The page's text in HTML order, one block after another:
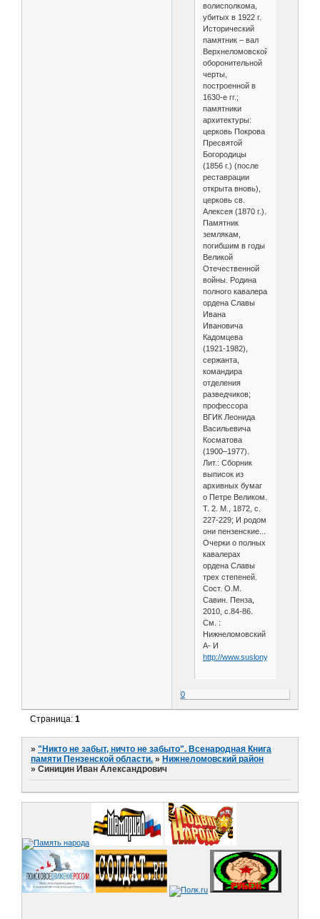
волисполкома,
убитых в 1922 г.
Исторический
памятник – вал
Верхнеломовской
оборонительной
черты,
построенной в
1630-е гг.;
памятники
архитектуры:
церковь Покрова
Пресвятой
Богородицы
(1856 г.) (после
реставрации
открыта вновь),
церковь св.
Алексея (1870 г.).
Памятник
землякам,
погибшим в годы
Великой
Отечественной
войны. Родина
полного кавалера
ордена Славы
Ивана
Ивановича
Кадомцева
(1921-1982),
сержанта,
командира
отделения
разведчиков;
профессора
ВГИК Леонида
Васильевича
Косматова
(1900–1977).
Лит.: Сборник
выписок из
архивных бумаг
о Петре Великом.
Т. 2. М., 1872, с.
227-229; И родом
они пензенские...
Очерки о полных
кавалерах
ордена Славы
трех степеней.
Сост. О.М.
Савин. Пенза,
2010, с.84-86.
См. :
Нижнеломовский
А- И
http://www.suslony.ru/
0
Страница:1
»"Никто не забыт, ничто не забыто". Всенародная Книга
памяти Пензенской области. » Нижнеломовский район
»Синицин Иван Александрович